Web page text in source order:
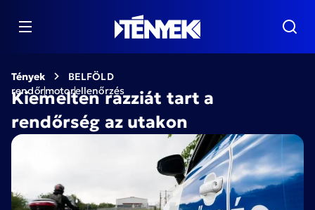
Tények
BELFÖLD
rendőrmotorellenőrzés
Kiemelten razziát tart a
rendőrség az utakon